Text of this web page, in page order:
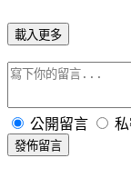
載入更多
公開留言
發佈留言